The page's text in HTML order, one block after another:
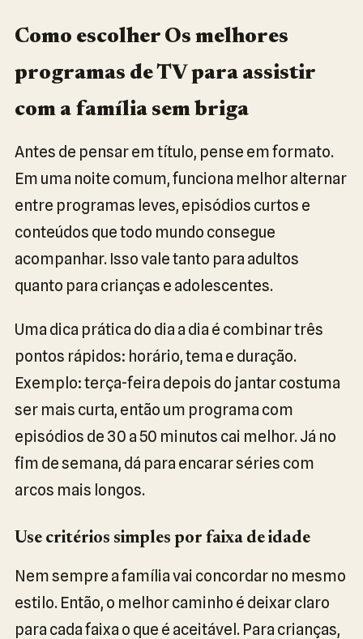
Como escolher Os melhores
programas de TV para assistir
com a família sem briga
Antes de pensar em título, pense em formato.
Em uma noite comum, funciona melhor alternar
entre programas leves, episódios curtos e
conteúdos que todo mundo consegue
acompanhar. Isso vale tanto para adultos
quanto para crianças e adolescentes.
Uma dica prática do dia a dia é combinar três
pontos rápidos: horário, tema e duração.
Exemplo: terça-feira depois do jantar costuma
ser mais curta, então um programa com
episódios de 30 a 50 minutos cai melhor. Já no
fim de semana, dá para encarar séries com
arcos mais longos.
Use critérios simples por faixa de idade
Nem sempre a família vai concordar no mesmo
estilo. Então, o melhor caminho é deixar claro
para cada faixa o que é aceitável. Para crianças,